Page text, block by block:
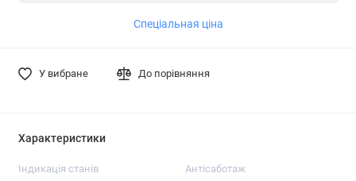
Спеціальная ціна
У вибране До порівняння
Характеристики
Індикація станів Антісаботаж